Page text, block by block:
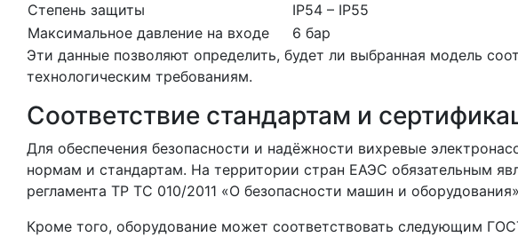
Степень защиты
IP54 – IP55
Максимальное давление на входе
6 бар
Эти данные позволяют определить, будет ли выбранная модель
технологическим требованиям.
Соответствие стандартам и
Для обеспечения безопасности и надёжности вихревые
нормам и стандартам. На территории стран ЕАЭС обязательным
регламента ТР ТС 010/2011 «О безопасности машин и
Кроме того, оборудование может соответствовать следующим